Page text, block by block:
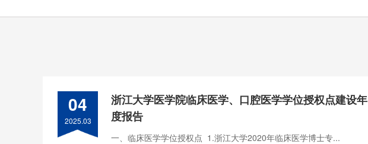
04
2025.03
浙江大学医学院临床医学、口腔医学学位授权点建设年
度报告
一、临床医学学位授权点 1.浙江大学2020年临床医学博士专...